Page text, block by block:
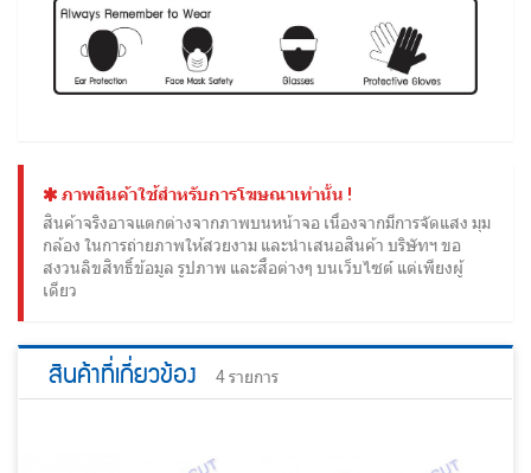
ภาพสินค้าใช้สำหรับการโฆษณาเท่านั้น !
สินค้าจริงอาจแตกต่างจากภาพบนหน้าจอ เนื่องจากมีการจัดแสง มุม
กล้อง ในการถ่ายภาพให้สวยงาม และนำเสนอสินค้า บริษัทฯ ขอ
สงวนลิขสิทธิ์ข้อมูล รูปภาพ และสื่อต่างๆ บนเว็บไซต์ แต่เพียงผู้
เดียว
สินค้าที่เกี่ยวข้อง 4 รายการ